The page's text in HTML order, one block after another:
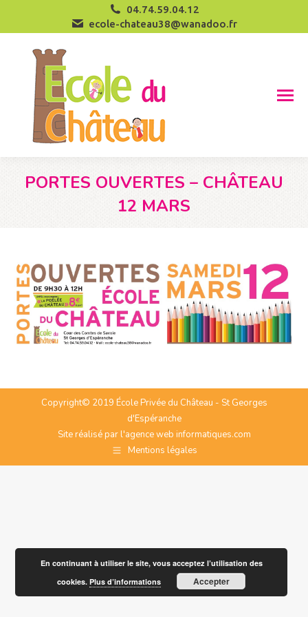
04.74.59.04.12
ecole-chateau38@wanadoo.fr
PORTES OUVERTES – CHÂTEAU
12 MARS
Vous êtes ici :
Copyright© 2019 École Privée du Château - St Georges
d'Espéranche
Site réalisé par l'agence web informatiques.com
Mentions légales
En continuant à utiliser le site, vous acceptez l’utilisation des
cookies.Plus d’informations Accepter